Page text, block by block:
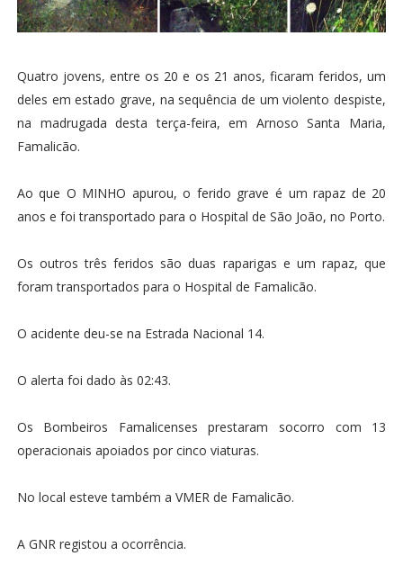
Quatro jovens, entre os 20 e os 21 anos, ficaram feridos, um
deles em estado grave, na sequência de um violento despiste,
na madrugada desta terça-feira, em Arnoso Santa Maria,
Famalicão.
Ao que O MINHO apurou, o ferido grave é um rapaz de 20
anos e foi transportado para o Hospital de São João, no Porto.
Os outros três feridos são duas raparigas e um rapaz, que
foram transportados para o Hospital de Famalicão.
O acidente deu-se na Estrada Nacional 14.
O alerta foi dado às 02:43.
Os Bombeiros Famalicenses prestaram socorro com 13
operacionais apoiados por cinco viaturas.
No local esteve também a VMER de Famalicão.
A GNR registou a ocorrência.